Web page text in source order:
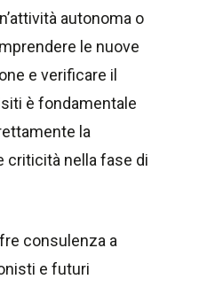
autonoma o
le nuove
e verificare il
è fondamentale
la
criticità nella fase di
consulenza a
e futuri